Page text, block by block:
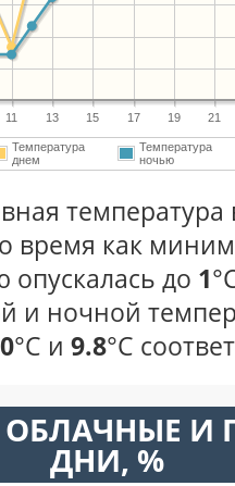
11 13 15 17 19 21
Температура
днем
Температура
ночью
температура
время как
до 1
и ночной
°С и 9.8°С
ОБЛАЧНЫЕ И
ДНИ, %